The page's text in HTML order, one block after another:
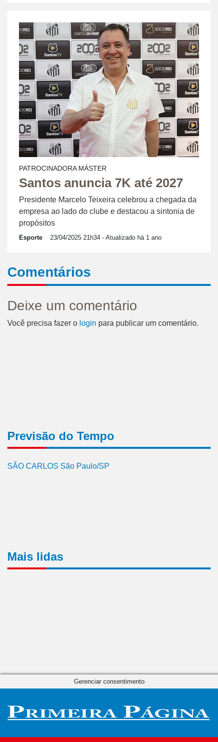
PATROCINADORA MÁSTER
Santos anuncia 7K até 2027
Presidente Marcelo Teixeira celebrou a chegada da
empresa ao lado do clube e destacou a sintonia de
propósitos
Esporte 23/04/2025 21h34 - Atualizado há 1 ano
Comentários
Deixe um comentário
Você precisa fazer o login para publicar um comentário.
Previsão do Tempo
SÃO CARLOS São Paulo/SP
Mais lidas
Gerenciar consentimento